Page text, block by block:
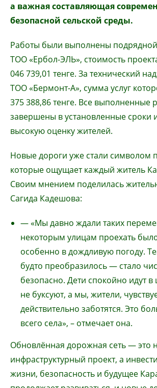
а важная составляющая
безопасной сельской среды.
Работы были выполнены
ТОО «Ербол-ЭЛЬ», стоимость
046 739,01 тенге. За технический
ТОО «Бермонт-А», сумма услуг
375 388,86 тенге. Все выполненные
завершены в установленные сроки
высокую оценку жителей.
Новые дороги уже стали символом
которые ощущает каждый житель
Своим мнением поделилась
Сагида Кадешова:
— «Мы давно ждали таких
некоторым улицам проехать
особенно в дождливую погоду.
будто преобразилось — стало
безопасно. Дети спокойно идут
не буксуют, а мы, жители,
действительно заботятся. Это
всего села», – отмечает она.
Обновлённая дорожная сеть — это
инфраструктурный проект, а
жизни, безопасность и будущее